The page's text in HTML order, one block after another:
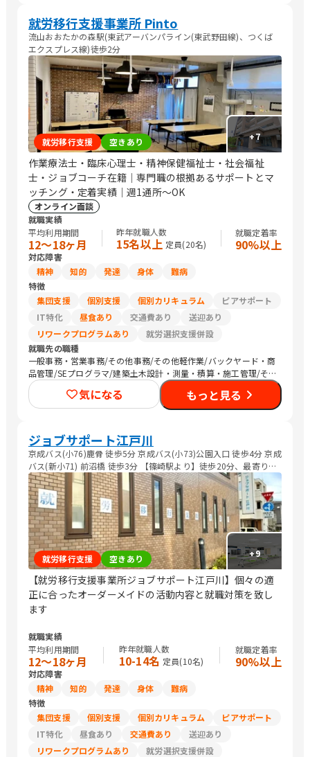
プログラマ/ネットワークエンジニア/その他IT/ヘルプデスク/生
産・製造技術/機械・電子機器設計/品質管理・生産管理・メンテ
ナンス/建築土木設計・測量・積算・施工管理/生産・製造オペレ
ーション/CADオペレーター/その他技術/介護職員・ヘルパー/保
育士/美容師/ネイリスト/パティシエ/調理師/研究員/医療関連職/
その他専門職/清掃/警備/運搬従事者/トラック運転手/タクシー運
転手/農作業/マーケティング・広告関連/コンサルタント・企画関
連/その他
就労移行支援事業所 Pinto
流山おおたかの森駅(東武アーバンパライン(東武野田線)、つくば
エクスプレス線)徒歩2分
+7
就労移行支援 空きあり
作業療法士・臨床心理士・精神保健福祉士・社会福祉
士・ジョブコーチ在籍｜専門職の根拠あるサポートとマ
ッチング・定着実績｜週1通所～OK
オンライン面談
就職実績
平均利用期間
12〜18ヶ月
昨年就職人数
15名以上 定員(20名)
就職定着率
90%以上
対応障害
精神
知的 発達 身体
難病
特徴
集団支援
個別支援 個別カリキュラム
ピアサポート
IT特化
昼食あり 交通費あり
送迎あり
リワークプログラムあり
就労選択支援併設
就職先の職種
一般事務・営業事務/その他事務/その他軽作業/バックヤード・商
品管理/SEプログラマ/建築土木設計・測量・積算・施工管理/その
他技術/医療関連職/その他専門職/清掃/運搬従事者
気になる もっと見る
ジョブサポート江戸川
京成バス(小76)鹿骨 徒歩5分 京成バス(小73)公園入口 徒歩4分 京成
バス(新小71) 前沼橋 徒歩3分 【篠崎駅より】徒歩20分、最寄りバ
ス停(前沼橋)まで新小71系統京成バスにて5分 【小岩駅より】最寄
りバス停(公園入口)まで小73系統京成バスにて16分 【新小岩駅よ
り】最寄りバス停(前沼橋)まで新小71系統京成バスにて16分 【瑞
江駅より】最寄りバス停(鹿骨)まで小76系統京成バスにて
+9
就労移行支援 空きあり
【就労移行支援事業所ジョブサポート江戸川】個々の適
正に合ったオーダーメイドの活動内容と就職対策を致し
ます
就職実績
平均利用期間
12〜18ヶ月
昨年就職人数
10-14名 定員(10名)
就職定着率
90%以上
対応障害
精神
知的 発達 身体
難病
特徴
集団支援
個別支援 個別カリキュラム
ピアサポート
IT特化
昼食あり 交通費あり
送迎あり
リワークプログラムあり
就労選択支援併設